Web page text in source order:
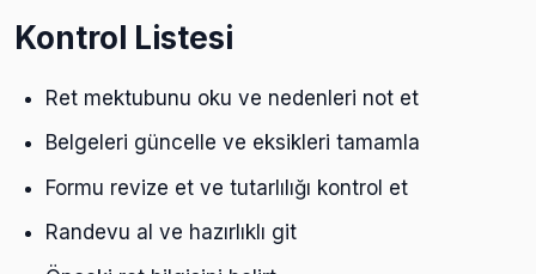
Kontrol Listesi
Ret mektubunu oku ve nedenleri not et
Belgeleri güncelle ve eksikleri tamamla
Formu revize et ve tutarlılığı kontrol et
Randevu al ve hazırlıklı git